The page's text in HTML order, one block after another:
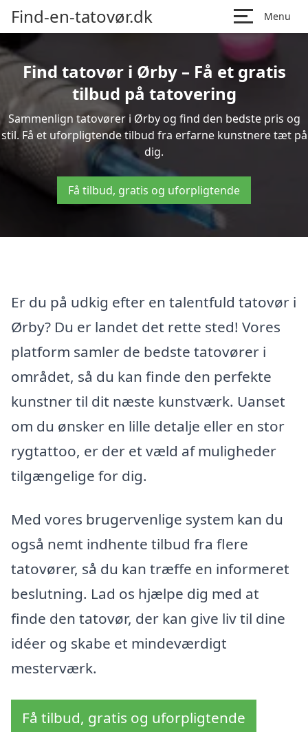
Find-en-tatovør.dk Menu
Find tatovør i Ørby – Få et gratis
tilbud på tatovering
Sammenlign tatovører i Ørby og find den bedste pris og
stil. Få et uforpligtende tilbud fra erfarne kunstnere tæt på
dig.
Få tilbud, gratis og uforpligtende
Er du på udkig efter en talentfuld tatovør i
Ørby? Du er landet det rette sted! Vores
platform samler de bedste tatovører i
området, så du kan finde den perfekte
kunstner til dit næste kunstværk. Uanset
om du ønsker en lille detalje eller en stor
rygtattoo, er der et væld af muligheder
tilgængelige for dig.
Med vores brugervenlige system kan du
også nemt indhente tilbud fra flere
tatovører, så du kan træffe en informeret
beslutning. Lad os hjælpe dig med at
finde den tatovør, der kan give liv til dine
idéer og skabe et mindeværdigt
mesterværk.
Få tilbud, gratis og uforpligtende